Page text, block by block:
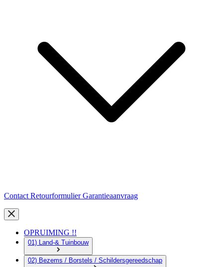
Contact RetourformulierGarantieaanvraag
OPRUIMING !!
01) Land-& Tuinbouw
02) Bezems / Borstels / Schildersgereedschap